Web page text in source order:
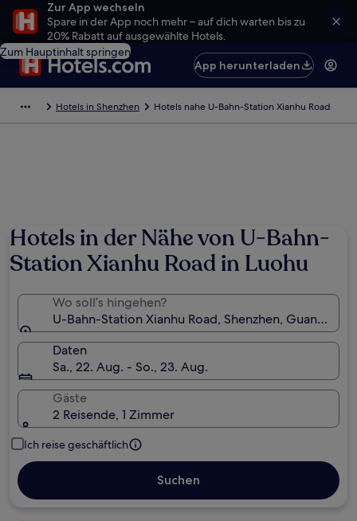
Zur App wechseln
Spare in der App noch mehr – auf dich warten bis zu
20% Rabatt auf ausgewählte Hotels.
Zum Hauptinhalt springen
App herunterladen
Hotels in Shenzhen Hotels nahe U-Bahn-Station Xianhu Road
Hotels in der Nähe von U-Bahn-
Station Xianhu Road in Luohu
Wo soll’s hingehen?
U-Bahn-Station Xianhu Road, Shenzhen,
Daten
Sa., 22. Aug. - So., 23. Aug.
Gäste
2 Reisende, 1 Zimmer
Ich reise geschäftlich
Suchen